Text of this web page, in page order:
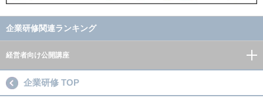
企業研修関連ランキング
経営者向け公開講座
企業研修 TOP